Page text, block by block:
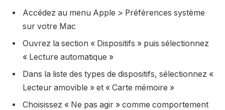
Accédez au menu Apple > Préférences système
sur votre Mac
Ouvrez la section « Dispositifs » puis sélectionnez
« Lecture automatique »
Dans la liste des types de dispositifs, sélectionnez «
Lecteur amovible » et « Carte mémoire »
Choisissez « Ne pas agir » comme comportement